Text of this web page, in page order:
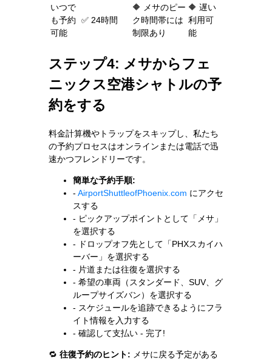
いつで
も予約
可能
✅ 24時間
🔶 メサのピー
ク時間帯には
制限あり
🔶 遅い
利用可
能
ステップ4: メサからフェ
ニックス空港シャトルの予
約をする
料金計算機やトラップをスキップし、私たち
の予約プロセスはオンラインまたは電話で迅
速かつフレンドリーです。
簡単な予約手順:
- AirportShuttleofPhoenix.com にアクセ
スする
- ピックアップポイントとして「メサ」
を選択する
- ドロップオフ先として「PHXスカイハ
ーバー」を選択する
- 片道または往復を選択する
- 希望の車両（スタンダード、SUV、グ
ループサイズバン）を選択する
- スケジュールを追跡できるようにフラ
イト情報を入力する
- 確認して支払い - 完了!
🔁 往復予約のヒント: メサに戻る予定がある